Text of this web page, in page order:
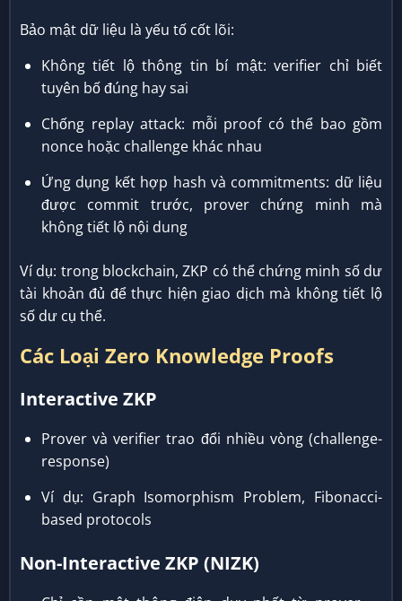
Bảo mật dữ liệu là yếu tố cốt lõi:
Không tiết lộ thông tin bí mật: verifier chỉ biết
tuyên bố đúng hay sai
Chống replay attack: mỗi proof có thể bao gồm
nonce hoặc challenge khác nhau
Ứng dụng kết hợp hash và commitments: dữ liệu
được commit trước, prover chứng minh mà
không tiết lộ nội dung
Ví dụ: trong blockchain, ZKP có thể chứng minh số dư
tài khoản đủ để thực hiện giao dịch mà không tiết lộ
số dư cụ thể.
Các Loại Zero Knowledge Proofs
Interactive ZKP
Prover và verifier trao đổi nhiều vòng (challenge-
response)
Ví dụ: Graph Isomorphism Problem, Fibonacci-
based protocols
Non-Interactive ZKP (NIZK)